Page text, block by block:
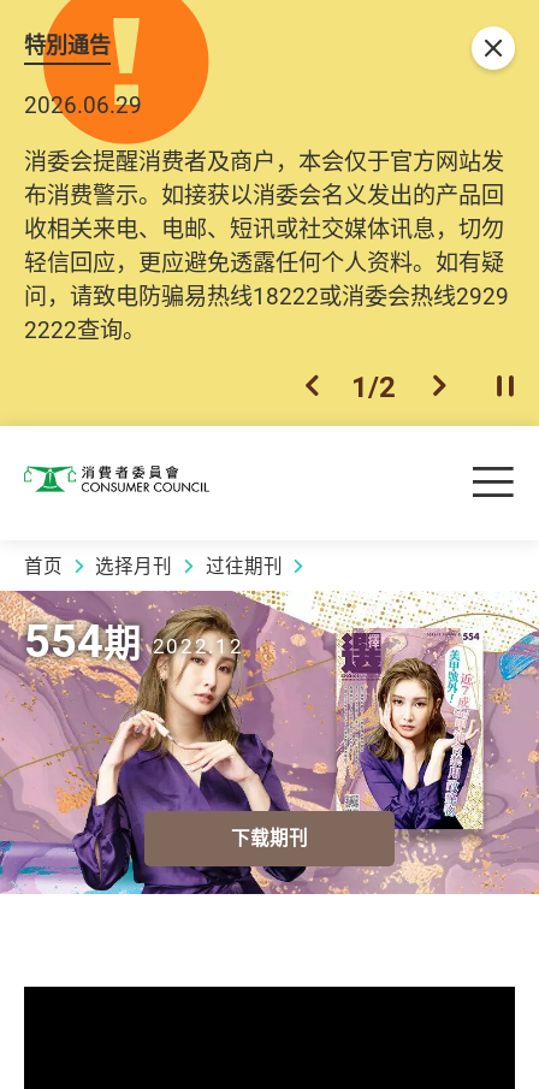
特別通告
2026.06.29
消委会提醒消费者及商户，本会仅于官方网站发
布消费警示。如接获以消委会名义发出的产品回
收相关来电、电邮、短讯或社交媒体讯息，切勿
轻信回应，更应避免透露任何个人资料。如有疑
问，请致电防骗易热线18222或消委会热线2929
2222查询。
上一个
1/2 下一个开
关闭
消费者委员会 目
首页 选择月刊 过往期刊
2022.12 | 554期
554期 2022.12
下载期刊